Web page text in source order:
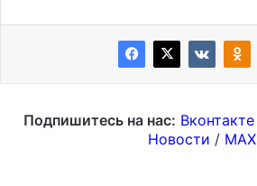
Подпишитесь на нас: Вконтакте
Новости / MAX